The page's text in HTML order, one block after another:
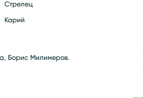
Стрелец
Карий
Борис Милимеров.